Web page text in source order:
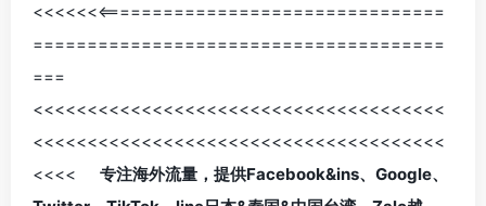
<<<<<<<================================
======================================
===
<<<<<<<<<<<<<<<<<<<<<<<<<<<<<<<<<<<<<<
<<<<<<<<<<<<<<<<<<<<<<<<<<<<<<<<<<<<<<
<<<<
专注海外流量，提供Facebook&ins、Google、